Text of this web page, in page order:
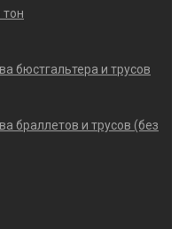
тон
бюстгальтера и трусов
браллетов и трусов (без